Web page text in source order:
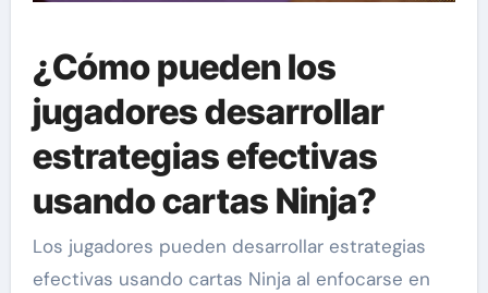
¿Cómo pueden los
jugadores desarrollar
estrategias efectivas
usando cartas Ninja?
Los jugadores pueden desarrollar estrategias
efectivas usando cartas Ninja al enfocarse en